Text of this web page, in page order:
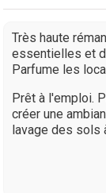
Très haute
essentielles et
Parfume les
Prêt à l'emploi.
créer une
lavage des sols